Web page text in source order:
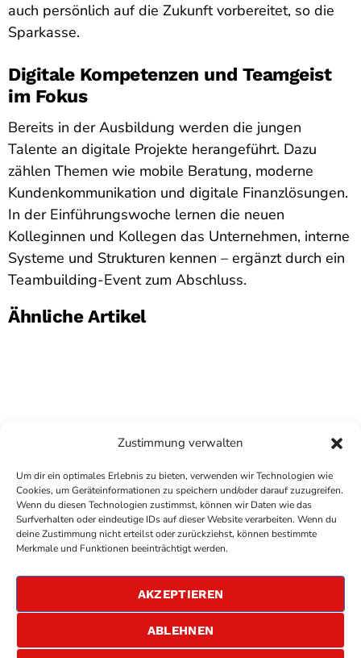
Zustimmung verwalten
Um dir ein optimales Erlebnis zu bieten, verwenden wir Technologien wie
Cookies, um Geräteinformationen zu speichern und/oder darauf zuzugreifen.
Wenn du diesen Technologien zustimmst, können wir Daten wie das
Surfverhalten oder eindeutige IDs auf dieser Website verarbeiten. Wenn du
deine Zustimmung nicht erteilst oder zurückziehst, können bestimmte
Merkmale und Funktionen beeinträchtigt werden.
AKZEPTIEREN
ABLEHNEN
auch persönlich auf die Zukunft vorbereitet, so die
Sparkasse.
Digitale Kompetenzen und Teamgeist
im Fokus
Bereits in der Ausbildung werden die jungen
Talente an digitale Projekte herangeführt. Dazu
zählen Themen wie mobile Beratung, moderne
Kundenkommunikation und digitale Finanzlösungen.
In der Einführungswoche lernen die neuen
Kolleginnen und Kollegen das Unternehmen, interne
Systeme und Strukturen kennen – ergänzt durch ein
Teambuilding-Event zum Abschluss.
Ähnliche Artikel
COPYRIGHTANTENNE BAD KREUZNACH
DATENSCHUTZERKLÄRUNG
ALLGEMEINE GESCHÄFTSBEDINGUNGEN